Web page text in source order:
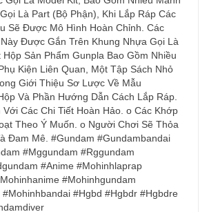
Là Part (Bộ Phận), Khi Lắp Ráp Các
Sẽ Được Mô Hình Hoàn Chỉnh. Các
Được Gắn Trên Khung Nhựa Gọi Là
Hộp Sản Phẩm Gunpla Bao Gồm Nhiều
Kiện Liên Quan, Một Tập Sách Nhỏ
Giới Thiệu Sơ Lược Về Mẫu
Và Phần Hướng Dẫn Cách Lắp Ráp.
Các Chi Tiết Hoàn Hảo. o Các Khớp
Theo Ý Muốn. o Người Chơi Sẽ Thỏa
Đam Mê. #Gundam #Gundambandai
#Mggundam #Rggundam
#Anime #Mohinhlaprap
#Mohinhgundam
#Hgbd #Hgbdr #Hgbdre